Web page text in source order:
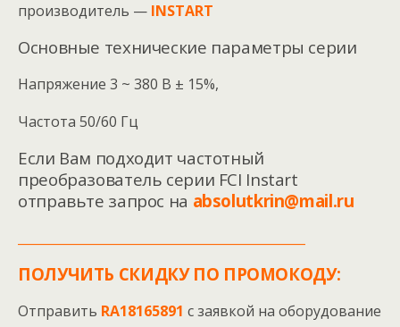
производитель — INSTART
Основные технические параметры серии
Напряжение 3 ~ 380 В ± 15%,
Частота 50/60 Гц
Если Вам подходит частотный
преобразователь серии FCI Instart
отправьте запрос на absolutkrin@mail.ru
ПОЛУЧИТЬ СКИДКУ ПО ПРОМОКОДУ:
Отправить RA18165891 с заявкой на оборудование